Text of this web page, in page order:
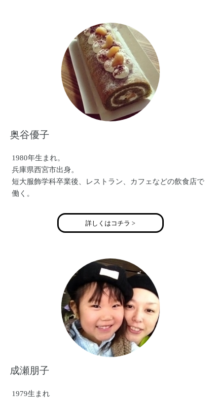
奥谷優子
1980年生まれ。
兵庫県西宮市出身。
短大服飾学科卒業後、レストラン、カフェなどの飲食店で
働く。
詳しくはコチラ >
成瀬朋子
1979生まれ